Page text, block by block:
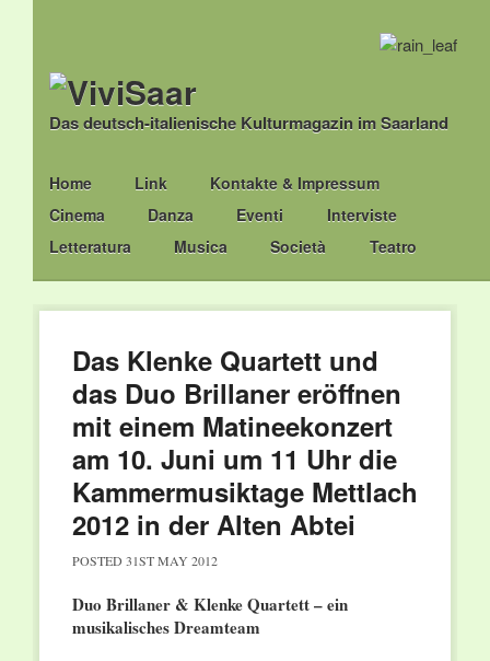
Das deutsch-italienische Kulturmagazin im Saarland
Main menu
Skip
to
content
Home Link
Kontakte & Impressum
Cinema
Danza Eventi
Interviste
Letteratura
Musica Società Teatro
Das Klenke Quartett und
das Duo Brillaner eröffnen
mit einem Matineekonzert
am 10. Juni um 11 Uhr die
Kammermusiktage Mettlach
2012 in der Alten Abtei
POSTED 31ST MAY 2012
Duo Brillaner & Klenke Quartett – ein
musikalisches Dreamteam